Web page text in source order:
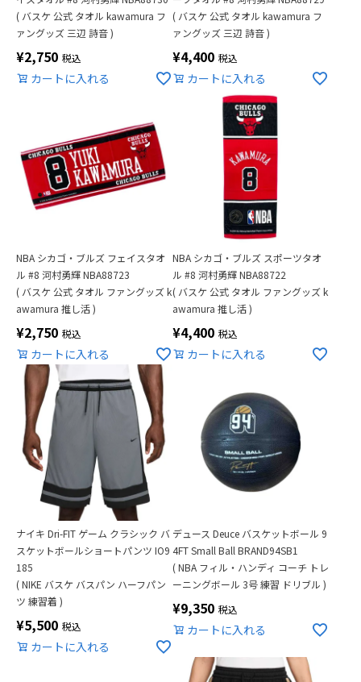
( バスケ 公式 タオル kawamura フ
ァングッズ 三辺 詩音 )
¥2,750 税込
カートに入れる
( バスケ 公式 タオル kawamura フ
ァングッズ 三辺 詩音 )
¥4,400 税込
カートに入れる
NBA シカゴ・ブルズ フェイスタオ
ル #8 河村勇輝 NBA88723
( バスケ 公式 タオル ファングッズ k
awamura 推し活 )
¥2,750 税込
カートに入れる
NBA シカゴ・ブルズ スポーツタオ
ル #8 河村勇輝 NBA88722
( バスケ 公式 タオル ファングッズ k
awamura 推し活 )
¥4,400 税込
カートに入れる
ナイキ Dri-FIT ゲーム クラシック バ
スケットボールショートパンツ IO9
185
( NIKE バスケ バスパン ハーフパン
ツ 練習着 )
¥5,500 税込
カートに入れる
デュース Deuce バスケットボール 9
4FT Small Ball BRAND94SB1
( NBA フィル・ハンディ コーチ トレ
ーニングボール 3号 練習 ドリブル )
¥9,350 税込
カートに入れる